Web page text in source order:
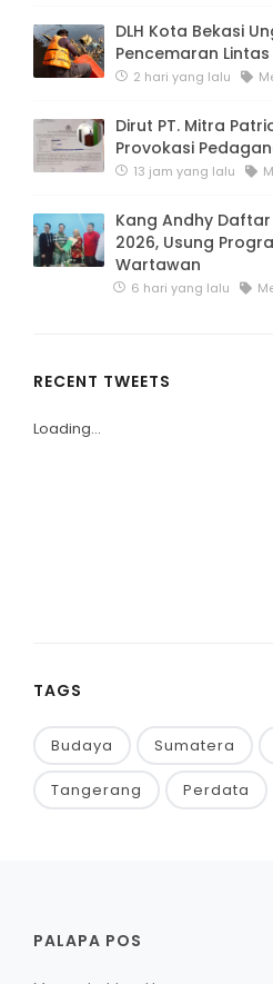
DLH Kota Bekasi
Pencemaran
2 hari yang lalu
Dirut PT. Mitra
Provokasi
13 jam yang lalu
Kang Andhy
2026, Usung
Wartawan
6 hari yang lalu
RECENT TWEETS
Loading...
TAGS
Budaya Sumatera
Tangerang Perdata
PALAPA POS